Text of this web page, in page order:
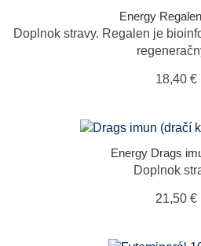
Energy
Doplnok stravy. Regalen je
18,40 €
Energy Drags
Doplnok
21,50 €